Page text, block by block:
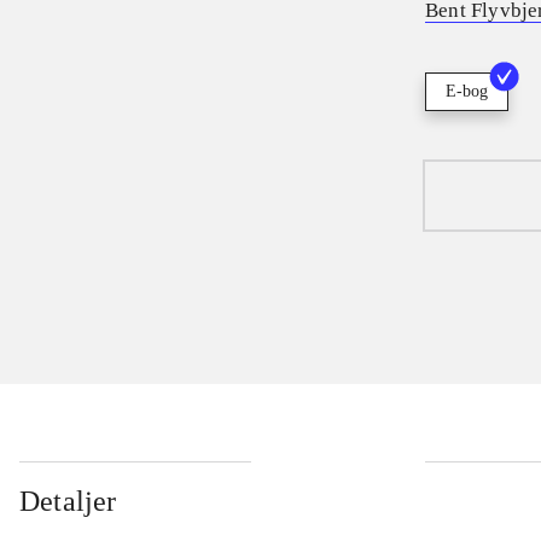
Bent
E-bog
Detaljer